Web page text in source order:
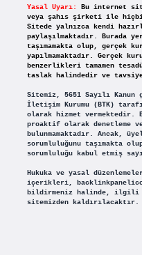
Yasal Uyarı:
Bu internet
veya şahıs şirketi ile hiçbir
Sitede yalnızca kendi
paylaşılmaktadır. Burada
taşımamakta olup, gerçek
yapılmamaktadır. Gerçek
benzerlikleri tamamen
taslak halindedir ve
Sitemiz, 5651 Sayılı
İletişim Kurumu (BTK)
olarak hizmet
proaktif olarak denetleme
bulunmamaktadır. Ancak,
sorumluluğunu taşımakta
sorumluluğu kabul etmiş
Hukuka ve yasal
içerikleri,
bildirmeniz halinde, ilgili
sitemizden kaldırılacaktır.